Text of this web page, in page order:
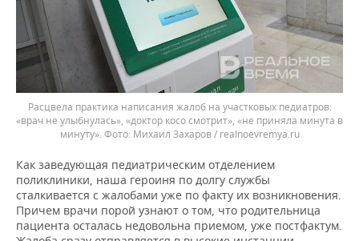
Расцвела практика написания жалоб на участковых педиатров:
«врач не улыбнулась», «доктор косо смотрит», «не приняла минута в
минуту».
Михаил Захаров / realnoevremya.ru
Как заведующая педиатрическим отделением
поликлиники, наша героиня по долгу службы
сталкивается с жалобами уже по факту их возникновения.
Причем врачи порой узнают о том, что родительница
пациента осталась недовольна приемом, уже постфактум.